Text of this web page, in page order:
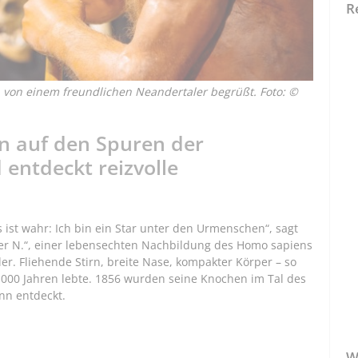
einem freundlichen Neandertaler begrüßt. Foto: ©
auf den Spuren der
entdeckt reizvolle
wahr: Ich bin ein Star unter den Urmenschen“, sagt
N.“, einer lebensechten Nachbildung des Homo sapiens
Fliehende Stirn, breite Nase, kompakter Körper – so
Jahren lebte. 1856 wurden seine Knochen im Tal des
entdeckt.